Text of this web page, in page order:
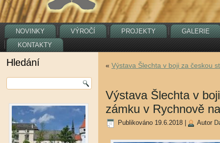
NOVINKY VÝROČÍ PROJEKTY
GALERIE
KONTAKTY
Hledání « Výstava Šlechta v boji za českou
Výstava Šlechta v
zámku v Rychnově
Publikováno 19.6.2018 Autor